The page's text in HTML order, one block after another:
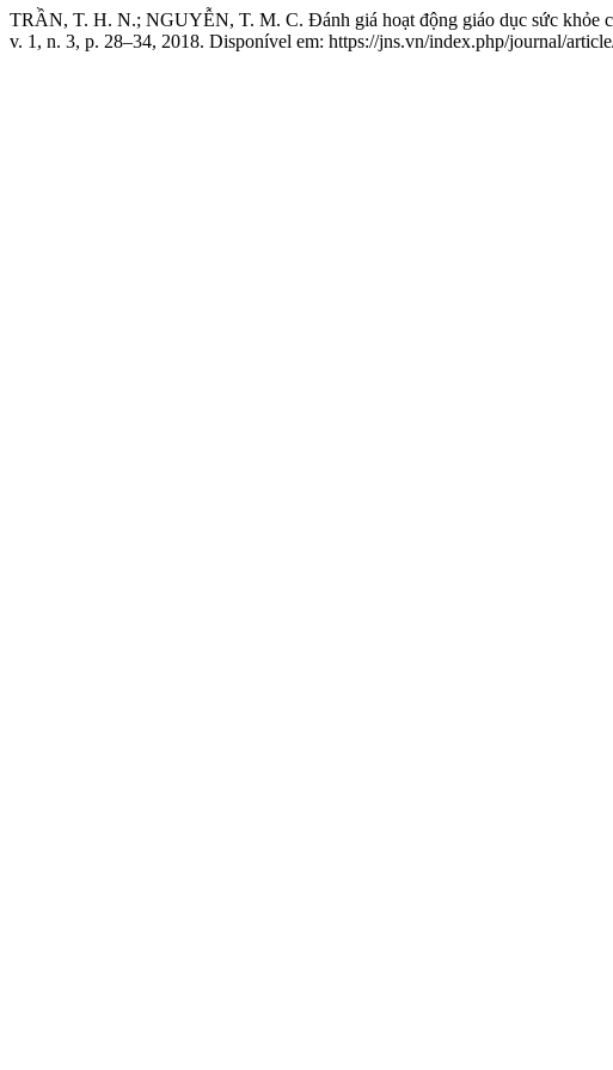
TRẦN, T. H. N.; NGUYỄN, T. M. C. Đánh giá hoạt động giáo dục sức khỏe
v. 1, n. 3, p. 28–34, 2018. Disponível em: https://jns.vn/index.php/journal/